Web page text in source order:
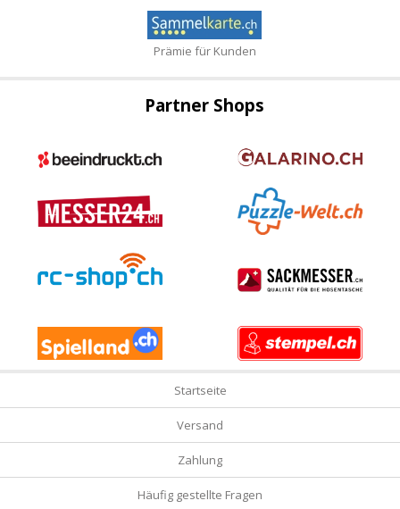
Prämie für Kunden
Partner Shops
Startseite
Versand
Zahlung
Häufig gestellte Fragen